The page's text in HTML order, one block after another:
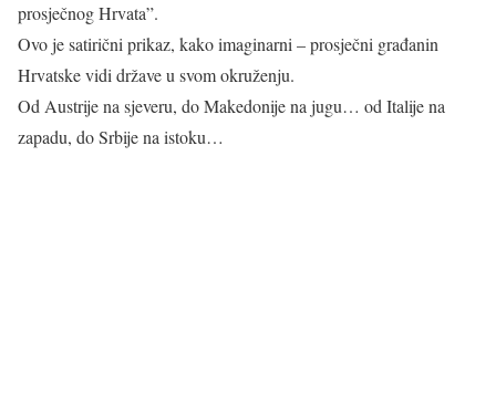
prosječnog Hrvata”.
Ovo je satirični prikaz, kako imaginarni – prosječni građanin
Hrvatske vidi države u svom okruženju.
Od Austrije na sjeveru, do Makedonije na jugu… od Italije na
zapadu, do Srbije na istoku…